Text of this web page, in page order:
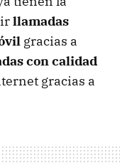
llamadas
gracias a
con calidad
gracias a